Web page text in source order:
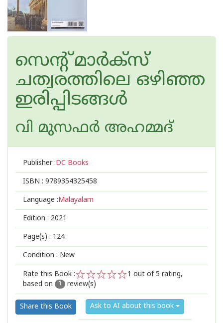
സെന്റ് മാര്‍ക്സ്
ചത്വരത്തിലെ ഒഴിഞ്ഞ
ഇരിപ്പിടങ്ങള്‍
വി മുസഫര്‍ അഹമ്മദ്‌
Publisher :DC Books
ISBN : 9789354325458
Language :Malayalam
Edition : 2021
Page(s) : 124
Condition : New
Rate this Book :
2
1
1 out of 5 rating,
based on
1 review(s)
Share this Book Ask to AI about this book